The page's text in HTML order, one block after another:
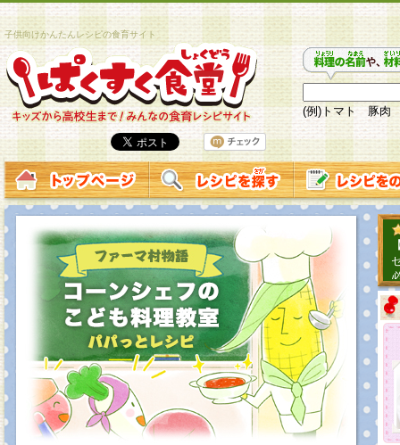
子供向けかんたんレシピの食育サイト
(例)トマト 豚肉